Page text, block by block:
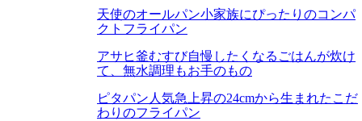
天使のオールパン小家族にぴったりのコンパ
クトフライパン
アサヒ釜むすび自慢したくなるごはんが炊け
て、無水調理もお手のもの
ピタパン 人気急上昇の24cmから生まれたこだ
わりのフライパン